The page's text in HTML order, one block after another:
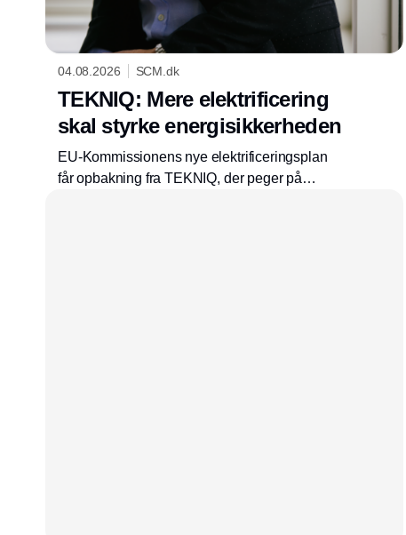
04.08.2026 SCM.dk
TEKNIQ: Mere elektrificering
skal styrke energisikkerheden
EU-Kommissionens nye elektrificeringsplan
får opbakning fra TEKNIQ, der peger på